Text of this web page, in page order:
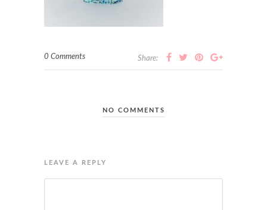
0 Comments Share:
NO COMMENTS
LEAVE A REPLY